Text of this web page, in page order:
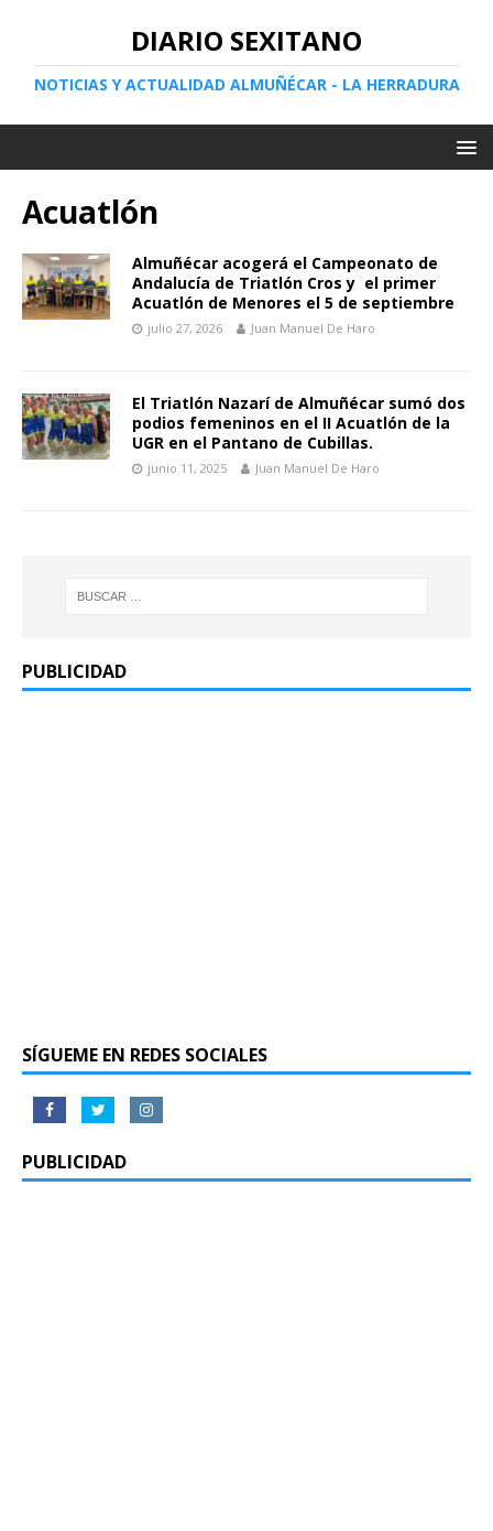
DIARIO SEXITANO
NOTICIAS Y ACTUALIDAD ALMUÑÉCAR - LA HERRADURA
Acuatlón
Almuñécar acogerá el Campeonato de
Andalucía de Triatlón Cros y el primer
Acuatlón de Menores el 5 de septiembre
julio 27, 2026 Juan Manuel De Haro
El Triatlón Nazarí de Almuñécar sumó dos
podios femeninos en el II Acuatlón de la
UGR en el Pantano de Cubillas.
junio 11, 2025 Juan Manuel De Haro
PUBLICIDAD
SÍGUEME EN REDES SOCIALES
PUBLICIDAD